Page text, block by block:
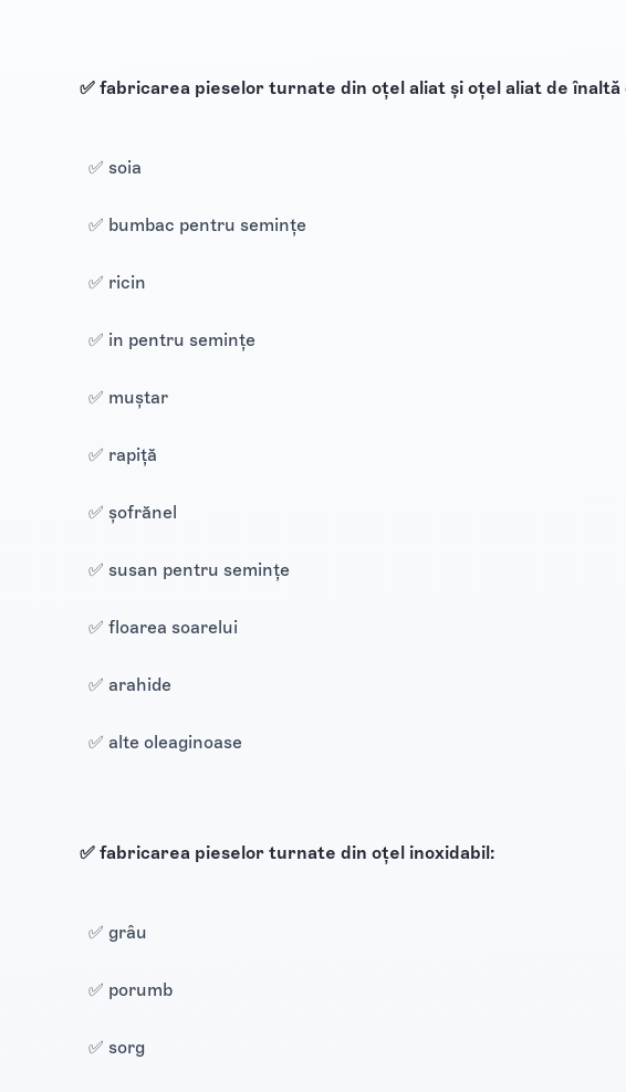
✅ fabricarea pieselor turnate din oțel aliat și oțel aliat de
✅ soia
✅ bumbac pentru seminţe
✅ ricin
✅ in pentru seminţe
✅ muştar
✅ rapiţă
✅ şofrănel
✅ susan pentru seminţe
✅ floarea soarelui
✅ arahide
✅ alte oleaginoase
✅ fabricarea pieselor turnate din oțel inoxidabil:
✅ grâu
✅ porumb
✅ sorg